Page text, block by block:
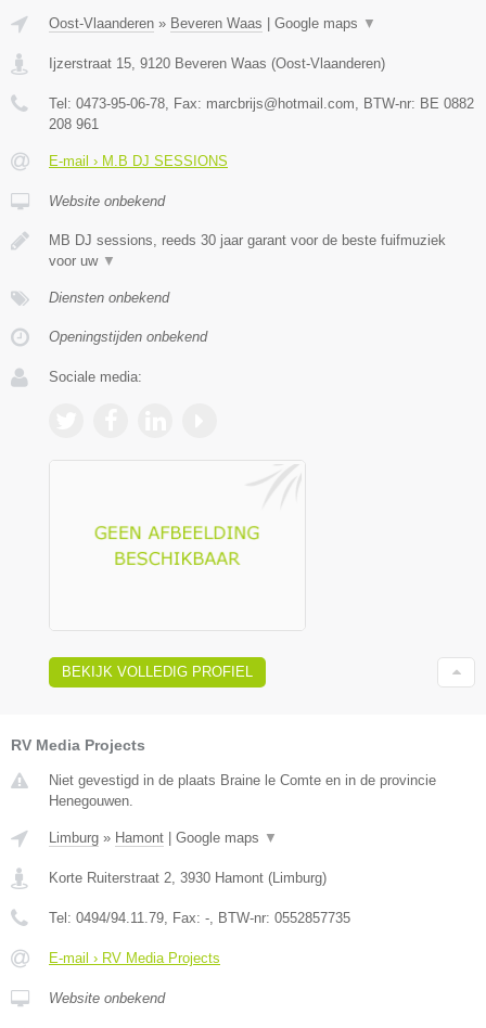
Oost-Vlaanderen » Beveren Waas | Google maps ▼
Ijzerstraat 15 9120 Beveren Waas (Oost-Vlaanderen)
Tel: 0473-95-06-78 , Fax: marcbrijs@hotmail.com , BTW-nr: BE 0882
208 961
E-mail › M.B DJ SESSIONS
Website onbekend
MB DJ sessions, reeds 30 jaar garant voor de beste fuifmuziek
voor uw ▼
Diensten onbekend
Openingstijden onbekend
Sociale media:
BEKIJK VOLLEDIG PROFIEL
RV Media Projects
Niet gevestigd in de plaats Braine le Comte en in de provincie
Henegouwen.
Limburg » Hamont Google maps ▼
Korte Ruiterstraat 2, 3930 Hamont (Limburg)
Tel: 0494/94.11.79, Fax: -, BTW-nr: 0552857735
E-mail › RV Media Projects
Website onbekend